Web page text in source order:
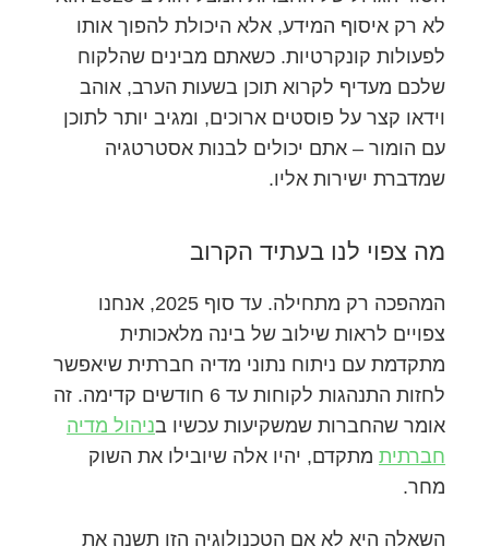
לא רק איסוף המידע, אלא היכולת להפוך אותו
לפעולות קונקרטיות. כשאתם מבינים שהלקוח
שלכם מעדיף לקרוא תוכן בשעות הערב, אוהב
וידאו קצר על פוסטים ארוכים, ומגיב יותר לתוכן
עם הומור – אתם יכולים לבנות אסטרטגיה
שמדברת ישירות אליו.
מה צפוי לנו בעתיד הקרוב
המהפכה רק מתחילה. עד סוף 2025, אנחנו
צפויים לראות שילוב של בינה מלאכותית
מתקדמת עם ניתוח נתוני מדיה חברתית שיאפשר
לחזות התנהגות לקוחות עד 6 חודשים קדימה. זה
אומר שהחברות שמשקיעות עכשיו בניהול מדיה
חברתית מתקדם, יהיו אלה שיובילו את השוק
מחר.
השאלה היא לא אם הטכנולוגיה הזו תשנה את